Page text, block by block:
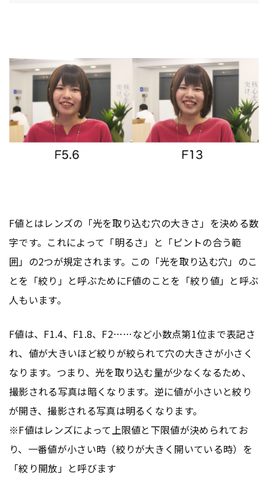
F値とはレンズの「光を取り込む穴の大きさ」を決める数
字です。これによって「明るさ」と「ピントの合う範
囲」の2つが規定されます。この「光を取り込む穴」のこ
とを「絞り」と呼ぶためにF値のことを「絞り値」と呼ぶ
人もいます。
F値は、F1.4、F1.8、F2……など小数点第1位まで表記さ
れ、値が大きいほど絞りが絞られて穴の大きさが小さく
なります。つまり、光を取り込む量が少なくなるため、
撮影される写真は暗くなります。逆に値が小さいと絞り
が開き、撮影される写真は明るくなります。
※F値はレンズによって上限値と下限値が決められてお
り、一番値が小さい時（絞りが大きく開いている時）を
「絞り開放」と呼びます